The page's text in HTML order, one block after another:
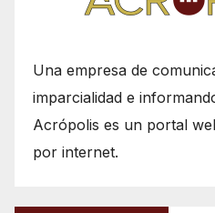
Una empresa de
imparcialidad e
Acrópolis es un portal
por internet.